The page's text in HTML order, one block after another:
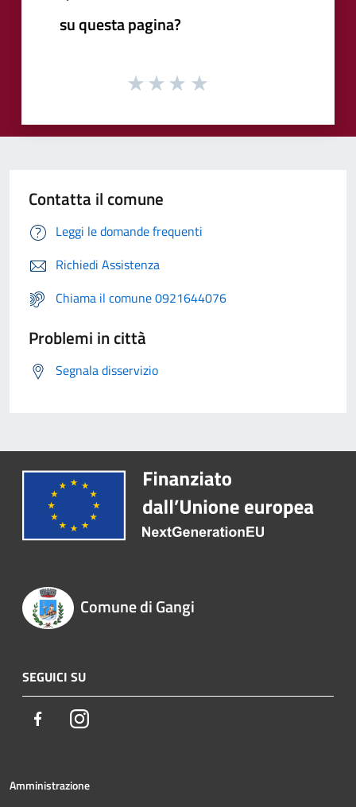
su questa pagina?
Contatta il comune
Leggi le domande frequenti
Richiedi Assistenza
Chiama il comune 0921644076
Problemi in città
Segnala disservizio
Comune di Gangi
SEGUICI SU
FacebookInstagram
Amministrazione